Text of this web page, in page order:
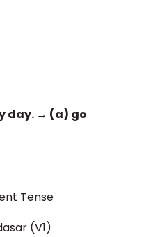
day. → (a) go
Tense
(V1)